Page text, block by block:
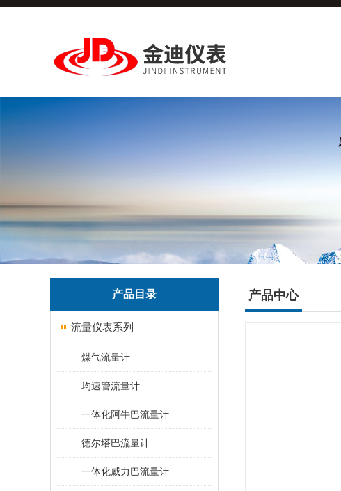
产品目录
流量仪表系列
煤气流量计
均速管流量计
一体化阿牛巴流量计
德尔塔巴流量计
一体化威力巴流量计
产品中心